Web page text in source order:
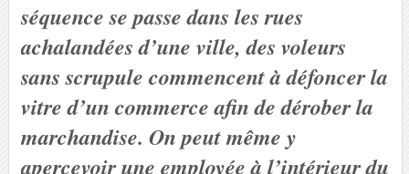
séquence se passe dans les rues
achalandées d’une ville, des voleurs
sans scrupule commencent à défoncer la
vitre d’un commerce afin de dérober la
marchandise. On peut même y
apercevoir une employée à l’intérieur du